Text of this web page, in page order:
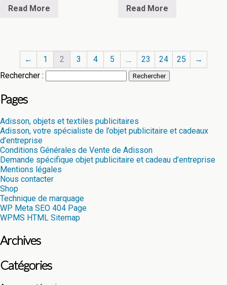
Read More Read More
← 1 2 3 4 5 … 23 24 25
→
Rechercher :
Pages
Adisson, objets et textiles publicitaires
Adisson, votre spécialiste de l’objet publicitaire et cadeaux
d’entreprise
Conditions Générales de Vente de Adisson
Demande spécifique objet publicitaire et cadeau d’entreprise
Mentions légales
Nous contacter
Shop
Technique de marquage
WP Meta SEO 404 Page
WPMS HTML Sitemap
Archives
Catégories